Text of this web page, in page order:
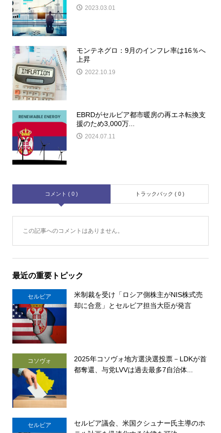
2023.03.01
モンテネグロ：9月のインフレ率は16％へ
上昇
2022.10.19
EBRDがセルビア都市暖房の再エネ転換支
援のため3,000万...
2024.07.11
コメント ( 0 ) トラックバック ( 0 )
この記事へのコメントはありません。
最近の重要トピック
セルビア
米制裁を受け「ロシア側株主がNIS株式売
却に合意」とセルビア担当大臣が発言
コソヴォ
2025年コソヴォ地方選決選投票－LDKが首
都奪還、与党LVVは過去最多7自治体...
セルビア
セルビア議会、米国クシュナー氏主導のホ